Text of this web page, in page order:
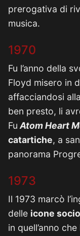
prerogativa di
musica.
1970
Fu l’anno della
Floyd misero in
affacciandosi
ben presto, li
Fu Atom Heart
catartiche, a
panorama
1973
Il 1973 marcò
delle icone
in quell’anno